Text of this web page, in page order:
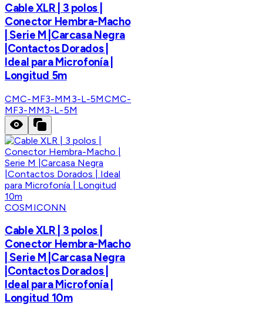
Cable XLR | 3 polos |
Conector Hembra-Macho
| Serie M |Carcasa Negra
|Contactos Dorados |
Ideal para Microfonía |
Longitud 5m
CMC-MF3-MM3-L-5MCMC-
MF3-MM3-L-5M
COSMICONN
Cable XLR | 3 polos |
Conector Hembra-Macho
| Serie M |Carcasa Negra
|Contactos Dorados |
Ideal para Microfonía |
Longitud 10m